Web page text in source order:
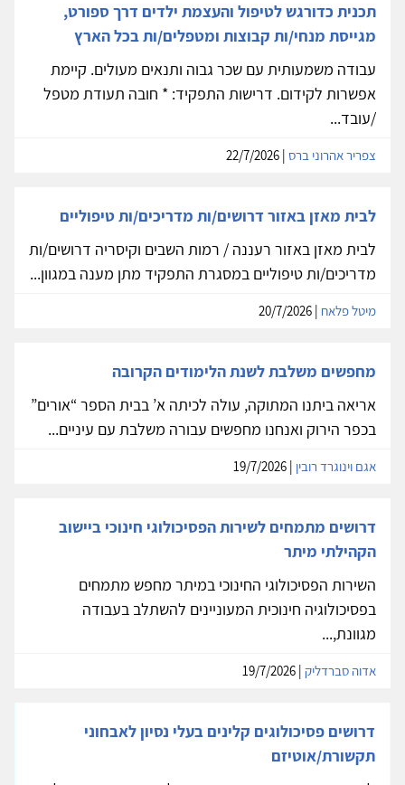
תכנית כדורגש לטיפול והעצמת ילדים דרך ספורט,
מגייסת מנחי/ות קבוצות ומטפלים/ות בכל הארץ
עבודה משמעותית עם שכר גבוה ותנאים מעולים. קיימת
אפשרות לקידום. דרישות התפקיד: * חובה תעודת מטפל
/עובד...
צפריר אהרוני ברס
לבית מאזן באזור דרושים/ות מדריכים/ות טיפוליים
לבית מאזן באזור רעננה / רמות השבים וקיסריה דרושים/ות
מדריכים/ות טיפוליים במסגרת התפקיד מתן מענה במגוון...
מיטל פלאח
מחפשים משלבת לשנת הלימודים הקרובה
אריאה ביתנו המתוקה, עולה לכיתה א’ בבית הספר “אורים”
בכפר הירוק ואנחנו מחפשים עבורה משלבת עם עיניים...
אגם וינוגרד רובין
דרושים מתמחים לשירות הפסיכולוגי חינוכי ביישוב
הקהילתי מיתר
השירות הפסיכולוגי החינוכי במיתר מחפש מתמחים
בפסיכולוגיה חינוכית המעוניינים להשתלב בעבודה
מגוונת,...
אדוה סברדליק
דרושים פסיכולוגים קלינים בעלי נסיון לאבחוני
תקשורת/אוטיזם